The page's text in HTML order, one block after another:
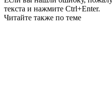
текста и нажмите Ctrl+Enter.
Читайте также по теме